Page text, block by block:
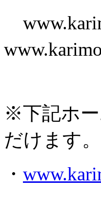
※下記ホ
だけます。
・